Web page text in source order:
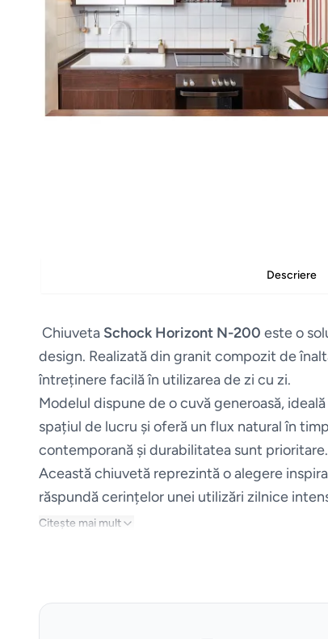
Descriere
Chiuveta Schock Horizont N-200 este o
design. Realizată din granit compozit de
întreținere facilă în utilizarea de zi cu zi.
Modelul dispune de o cuvă generoasă,
spațiul de lucru și oferă un flux natural în
contemporană și durabilitatea sunt prioritare.
Această chiuvetă reprezintă o alegere
răspundă cerințelor unei utilizări zilnice
Citește mai mult